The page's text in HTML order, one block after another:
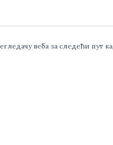
веба за следећи пут